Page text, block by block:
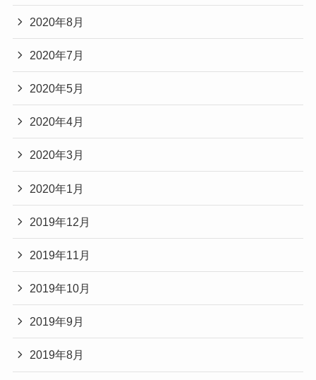
2020年8月
2020年7月
2020年5月
2020年4月
2020年3月
2020年1月
2019年12月
2019年11月
2019年10月
2019年9月
2019年8月